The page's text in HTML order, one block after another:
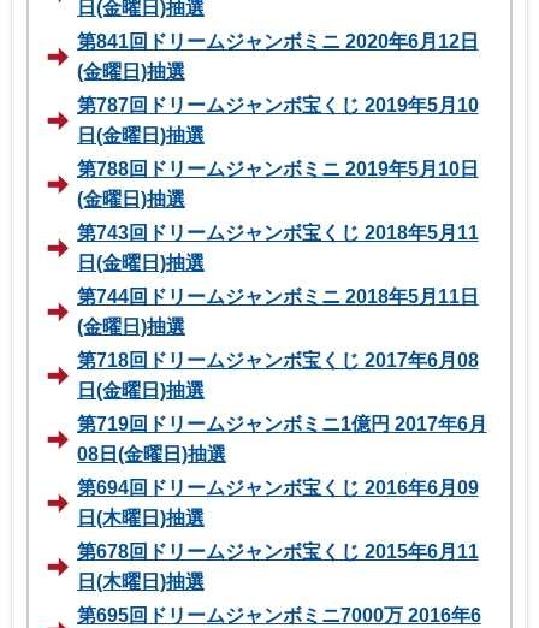
日(金曜日)抽選
第841回ドリームジャンボミニ 2020年6月12日
(金曜日)抽選
第787回ドリームジャンボ宝くじ 2019年5月10
日(金曜日)抽選
第788回ドリームジャンボミニ 2019年5月10日
(金曜日)抽選
第743回ドリームジャンボ宝くじ 2018年5月11
日(金曜日)抽選
第744回ドリームジャンボミニ 2018年5月11日
(金曜日)抽選
第718回ドリームジャンボ宝くじ 2017年6月08
日(金曜日)抽選
第719回ドリームジャンボミニ1億円 2017年6月
08日(金曜日)抽選
第694回ドリームジャンボ宝くじ 2016年6月09
日(木曜日)抽選
第678回ドリームジャンボ宝くじ 2015年6月11
日(木曜日)抽選
第695回ドリームジャンボミニ7000万 2016年6